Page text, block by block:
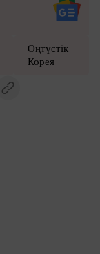
Оңтүстік
Корея